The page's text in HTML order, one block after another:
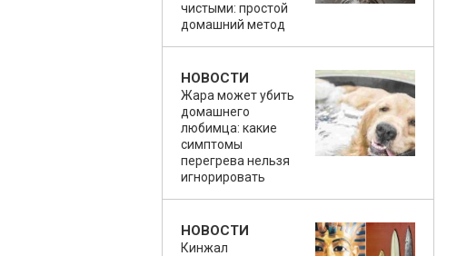
чистыми: простой
домашний метод
НОВОСТИ
Жара может убить
домашнего
любимца: какие
симптомы
перегрева нельзя
игнорировать
НОВОСТИ
Кинжал